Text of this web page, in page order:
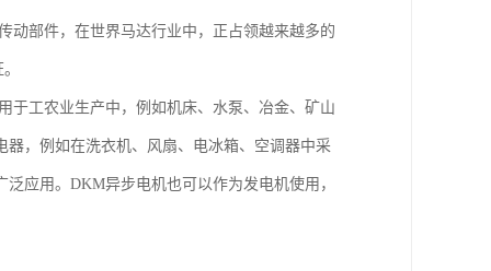
动部件，在世界马达行业中，正占领越来越多的
于工农业生产中，例如机床、水泵、冶金、矿山
，例如在洗衣机、风扇、电冰箱、空调器中采
应用。DKM异步电机也可以作为发电机使用，